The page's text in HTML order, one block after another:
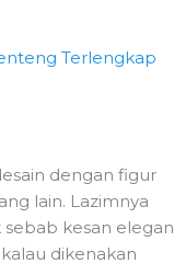
dengan figur
lain. Lazimnya
kesan elegan
dikenakan